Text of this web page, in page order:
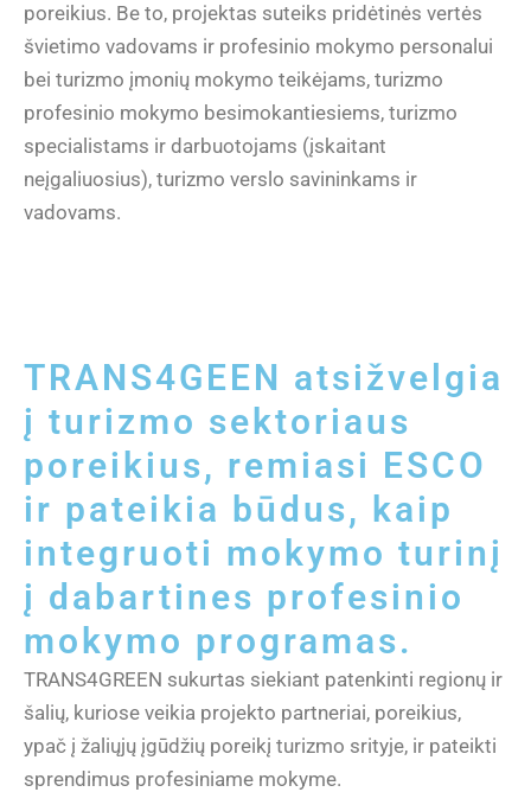
poreikius. Be to, projektas suteiks pridėtinės vertės
švietimo vadovams ir profesinio mokymo personalui
bei turizmo įmonių mokymo teikėjams, turizmo
profesinio mokymo besimokantiesiems, turizmo
specialistams ir darbuotojams (įskaitant
neįgaliuosius), turizmo verslo savininkams ir
vadovams.
TRANS4GEEN atsižvelgia
į turizmo sektoriaus
poreikius, remiasi ESCO
ir pateikia būdus, kaip
integruoti mokymo turinį
į dabartines profesinio
mokymo programas.
TRANS4GREEN sukurtas siekiant patenkinti regionų ir
šalių, kuriose veikia projekto partneriai, poreikius,
ypač į žaliųjų įgūdžių poreikį turizmo srityje, ir pateikti
sprendimus profesiniame mokyme.